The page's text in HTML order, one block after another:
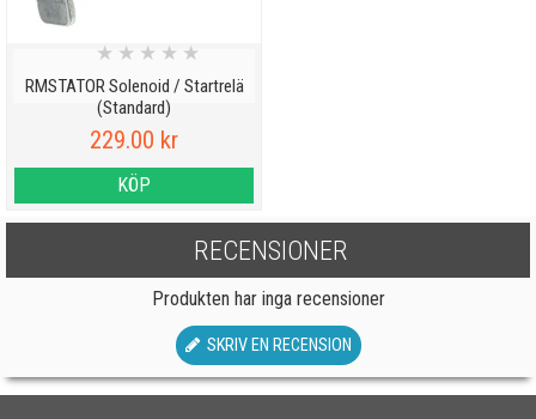
RMSTATOR Solenoid / Startrelä
(Standard)
★ ★ ★ ★ ★
229.00 kr
KÖP
RECENSIONER
Produkten har inga recensioner
SKRIV EN RECENSION